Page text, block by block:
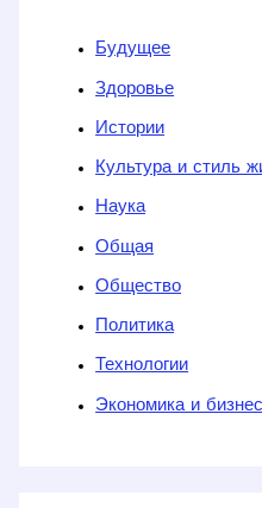
Будущее
Здоровье
Истории
Культура и стиль
Наука
Общая
Общество
Политика
Технологии
Экономика и бизнес